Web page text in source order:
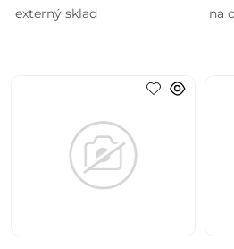
externý sklad na